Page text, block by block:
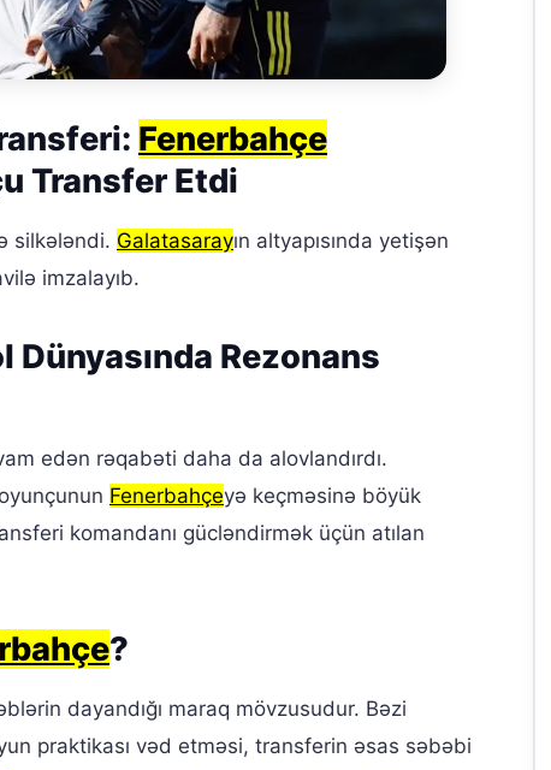
Fenerbahçe
Transfer Etdi
silkələndi. Galatasarayın altyapısında yetişən
imzalayıb.
Dünyasında Rezonans
edən rəqabəti daha da alovlandırdı.
Fenerbahçeyə keçməsinə böyük
komandanı gücləndirmək üçün atılan
?
dayandığı maraq mövzusudur. Bəzi
praktikası vəd etməsi, transferin əsas səbəbi